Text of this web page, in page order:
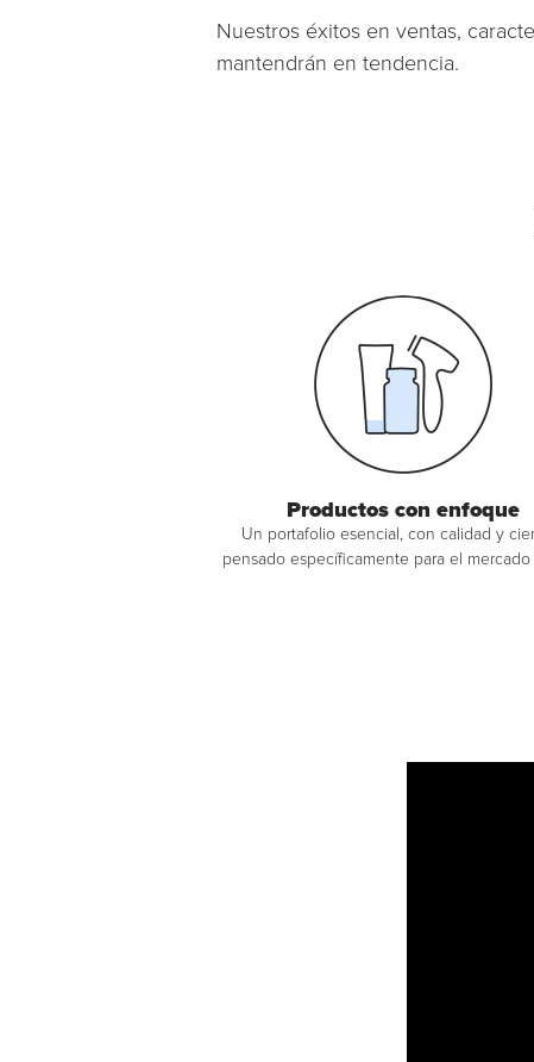
Nuestros éxitos en ventas,
mantendrán en tendencia.
Productos con enfoque
Un portafolio esencial, con calidad y
pensado específicamente para el